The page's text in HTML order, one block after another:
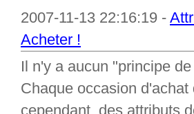
2007-11-13 22:16:19 -
Acheter !
Il n'y a aucun "principe
Chaque occasion
cependant, des attributs